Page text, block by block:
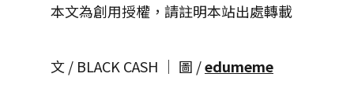
本文為創用授權，請註明本站出處轉載
文 / BLACK CASH │ 圖 /edumeme